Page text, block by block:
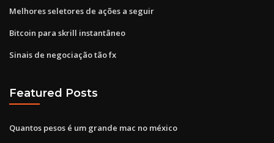
Melhores seletores de ações a seguir
Bitcoin para skrill instantâneo
Sinais de negociação tão fx
Featured Posts
Quantos pesos é um grande mac no méxico